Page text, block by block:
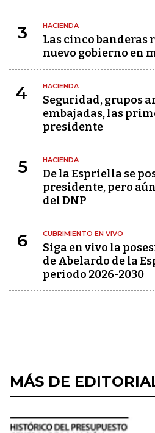
3 HACIENDA
Las cinco banderas
nuevo gobierno en
4 HACIENDA
Seguridad, grupos
embajadas, las
presidente
5 HACIENDA
De la Espriella se
presidente, pero
del DNP
6 CUBRIMIENTO EN VIVO
Siga en vivo la
de Abelardo de la
periodo 2026-2030
MÁS DE